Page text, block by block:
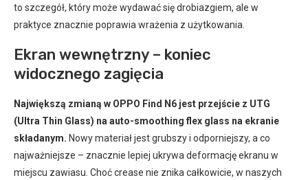
to szczegół, który może wydawać się drobiazgiem, ale w
praktyce znacznie poprawia wrażenia z użytkowania.
Ekran wewnętrzny – koniec
widocznego zagięcia
Największą zmianą w OPPO Find N6 jest przejście z UTG
(Ultra Thin Glass) na auto-smoothing flex glass na ekranie
składanym. Nowy materiał jest grubszy i odporniejszy, a co
najważniejsze – znacznie lepiej ukrywa deformację ekranu w
miejscu zawiasu. Choć crease nie znika całkowicie, w naszych